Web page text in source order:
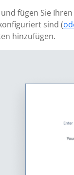
fügen Sie
sind (
hinzufügen.